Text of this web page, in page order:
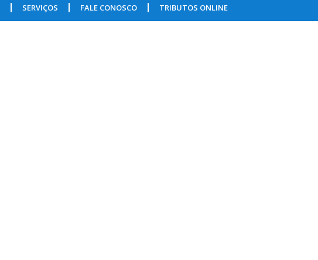
SERVIÇOS FALE CONOSCO TRIBUTOS ONLINE